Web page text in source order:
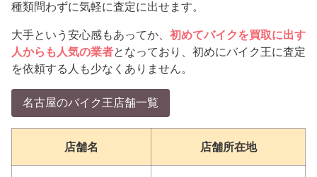
種類問わずに気軽に査定に出せます。
大手という安心感もあってか、 初めてバイクを買取に出す
人からも人気の業者となっており、初めにバイク王に査定
を依頼する人も少なくありません。
名古屋のバイク王店舗一覧
店舗名 店舗所在地